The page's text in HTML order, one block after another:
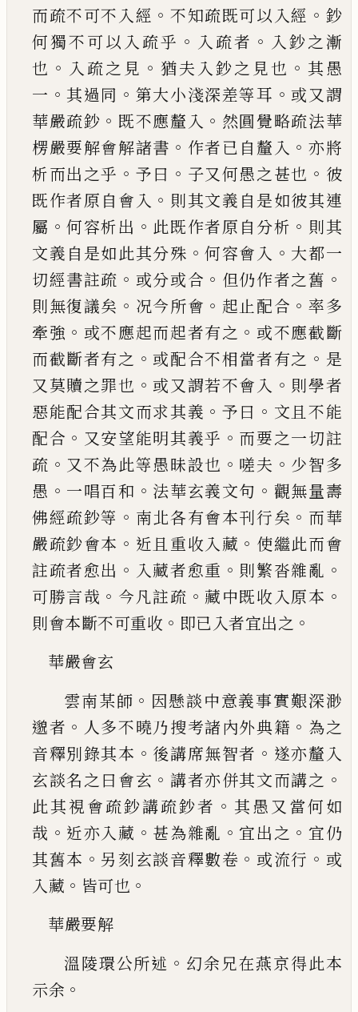
而疏不可不入經 。 不知疏既可以入經 。 鈔
何獨不可以入疏乎 。 入疏者 。 入鈔之漸
也 。 入疏之見 。 猶夫入鈔之見也 。 其愚
一 。其過同 。 第大小淺深差等耳 。 或又謂
華嚴疏鈔 。 既不應釐入 。 然圓覺略疏法華
楞嚴要解會解諸書 。 作者已 自釐入 。 亦將
析而出之乎 。 予曰 。 子又何愚之甚也 。 彼
既作者原自會入 。 則其文義自是如彼其連
屬 。何容析出 。 此既作者原自分析 。 則其
文義自是如此其分殊 。何容會入 。 大都一
切經書註疏 。 或分或合 。 但仍作者之舊 。
則無復議矣 。 况今所會 。 起止配合 。 率多
牽強 。 或不應起而起者有之 。 或不應截斷
而截斷者有之 。 或配合不相當者有之 。 是
又莫贖之罪也 。 或又謂若不會入 。 則學者
惡能配合其文而求其義 。 予曰 。 文且不能
配合 。 又安望能明其義乎 。 而要之一切註
疏 。 又不為此等愚昧設也 。 嗟夫 。 少智多
愚 。 一唱百和 。 法華玄義文句 。 觀無量壽
佛經疏鈔等 。 南北各有會本刊行矣 。 而華
嚴疏鈔會本 。 近且重收入藏 。 使繼此而會
註疏者愈出 。 入藏者愈重 。 則繁沓雜亂 。
可勝言哉 。 今凡註疏 。 藏中既收入原本 。
則會本斷不可重收 。 即已入者宜出之 。
華嚴會玄
雲南某師 。 因懸談中意義事實艱深渺
邈者 。 人多不曉乃搜考諸內外典籍 。 為之
音釋別錄其本 。 後講席無智者 。 遂亦釐入
玄談名之曰會玄 。 講者亦併其文而講之 。
此其視會疏鈔講疏鈔者 。 其愚又當何如
哉 。 近亦入藏 。 甚為雜亂 。 宜出之 。 宜仍
其舊本 。 另刻玄談音釋數卷 。 或流行 。 或
入藏 。 皆可也 。
華嚴要解
溫陵環公所述 。 幻余兄在燕京得此本
示余 。